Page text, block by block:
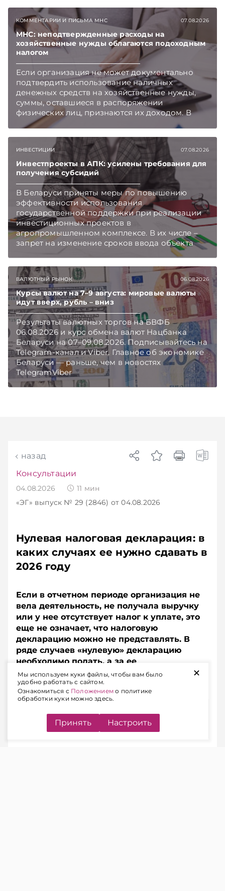
который приходится изучать ежегодно.
Очередные меры по оптимизации
нормотворчества предусмотрены в
постановлении Совмина. Подписывайтесь на
Telegram‑канал и Viber. Главное об экономике
Беларуси — раньше, чем в новостях
TelegramViber
КОММЕНТАРИИ И ПИСЬМА МНС 07.08.2026
МНС: неподтвержденные расходы на
хозяйственные нужды облагаются подоходным
налогом
Если организация не может документально
подтвердить использование наличных
денежных средств на хозяйственные нужды,
суммы, оставшиеся в распоряжении
физических лиц, признаются их доходом. В
этом случае организация как налоговый агент
бюджет подоходный налог, напоминает МНС.
ИНВЕСТИЦИИ 07.08.2026
Инвестпроекты в АПК: усилены требования для
получения субсидий
В Беларуси приняты меры по повышению
эффективности использования
государственной поддержки при реализации
инвестиционных проектов в
агропромышленном комплексе. В их числе –
запрет на изменение сроков ввода объекта
инвестиций в эксплуатацию и его выхода на
Telegram‑канал и Viber. Главное об экономике
Беларуси — раньше, чем в новостях
TelegramViber
ВАЛЮТНЫЙ РЫНОК 06.08.2026
Курсы валют на 7–9 августа: мировые валюты
идут вверх, рубль – вниз
Результаты валютных торгов на БВФБ
06.08.2026 и курс обмена валют Нацбанка
Беларуси на 07–09.08.2026. Подписывайтесь на
Telegram‑канал и Viber. Главное об экономике
Беларуси — раньше, чем в новостях
TelegramViber
назад
Консультации
04.08.2026 11 мин
«ЭГ» выпуск № 29 (2846) от 04.08.2026
Нулевая налоговая декларация: в
каких случаях ее нужно сдавать в
2026 году
Если в отчетном периоде организация не
вела деятельность, не получала выручку
или у нее отсутствует налог к уплате, это
еще не означает, что налоговую
декларацию можно не представлять. В
ряде случаев «нулевую» декларацию
необходимо подать, а за ее
непредставление предусмотрена
административная ответственность.
Содержание
+
Мы используем куки файлы, чтобы вам было
удобно работать с сайтом.
Ознакомиться с Положением о политике
обработки куки можно здесь.
Принять Настроить